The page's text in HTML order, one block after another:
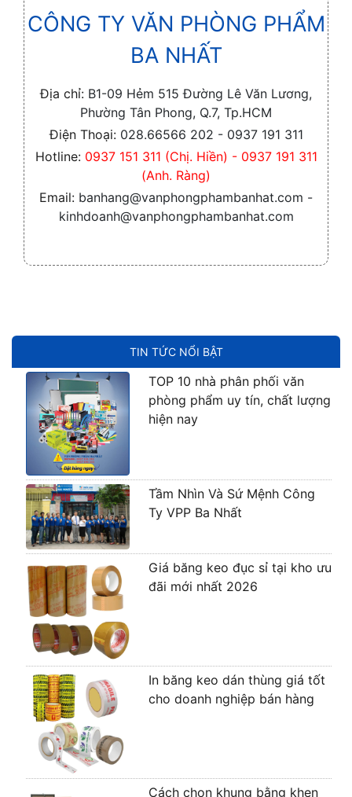
TIN TỨC NỔI BẬT
TOP 10 nhà phân phối văn
phòng phẩm uy tín, chất lượng
hiện nay
Tầm Nhìn Và Sứ Mệnh Công
Ty VPP Ba Nhất
Giá băng keo đục sỉ tại kho ưu
đãi mới nhất 2026
In băng keo dán thùng giá tốt
cho doanh nghiệp bán hàng
Cách chọn khung bằng khen
CÔNG TY VĂN PHÒNG PHẨM
BA NHẤT
Địa chỉ: B1-09 Hẻm 515 Đường Lê Văn Lương,
Phường Tân Phong, Q.7, Tp.HCM
Điện Thoại: 028.66566 202 - 0937 191 311
Hotline: 0937 151 311 (Chị. Hiền) - 0937 191 311
(Anh. Ràng)
Email: banhang@vanphongphambanhat.com -
kinhdoanh@vanphongphambanhat.com